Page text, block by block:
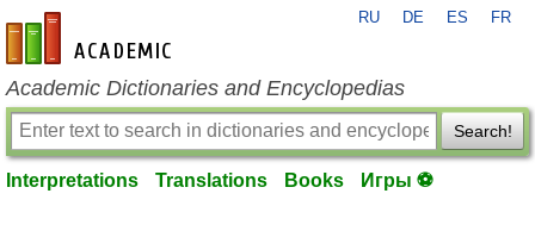
en-academic.com
RU DE ES FR
Academic Dictionaries and Encyclopedias
Search!
Interpretations Translations Books Игры ⚽